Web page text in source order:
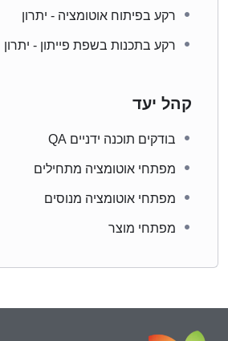
רקע בפיתוח אוטומציה - יתרון
רקע בתכנות בשפת פייתון - יתרון
קהל יעד
בודקים תוכנה ידניים QA
מפתחי אוטומציה מתחילים
מפתחי אוטומציה מנוסים
מפתחי מוצר